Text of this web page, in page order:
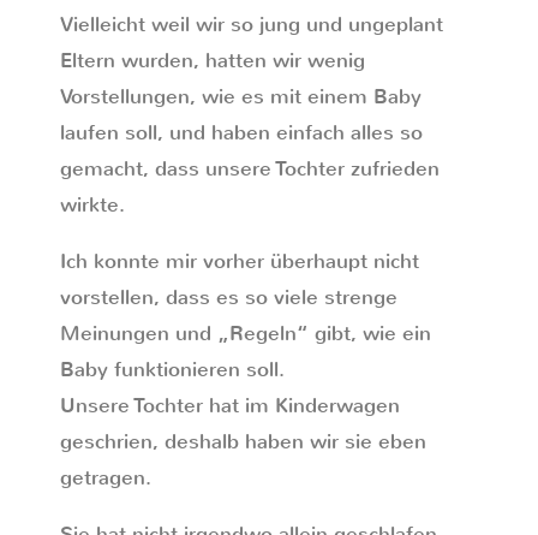
Vielleicht weil wir so jung und ungeplant
Eltern wurden, hatten wir wenig
Vorstellungen, wie es mit einem Baby
laufen soll, und haben einfach alles so
gemacht, dass unsere Tochter zufrieden
wirkte.
Ich konnte mir vorher überhaupt nicht
vorstellen, dass es so viele strenge
Meinungen und „Regeln“ gibt, wie ein
Baby funktionieren soll.
Unsere Tochter hat im Kinderwagen
geschrien, deshalb haben wir sie eben
getragen.